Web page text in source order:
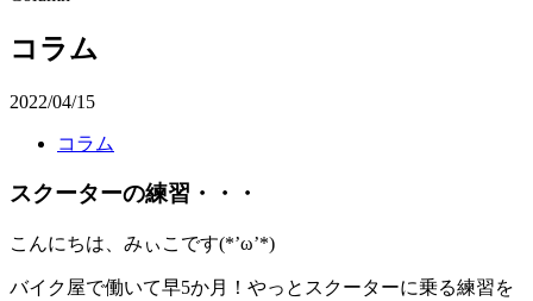
コラム
2022/04/15
コラム
スクーターの練習・・・
こんにちは、みぃこです(*’ω’*)
バイク屋で働いて早5か月！やっとスクーターに乗る練習を